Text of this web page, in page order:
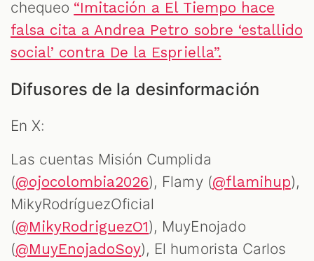
chequeo “Imitación a El Tiempo hace
falsa cita a Andrea Petro sobre ‘estallido
social’ contra De la Espriella”.
Difusores de la desinformación
En X:
Las cuentas Misión Cumplida
(@ojocolombia2026), Flamy (@flamihup),
MikyRodríguezOficial
(@MikyRodriguezO1), MuyEnojado
(@MuyEnojadoSoy), El humorista Carlos